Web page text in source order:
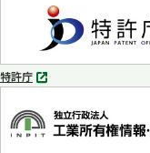
ブ
で
開
く
特許庁
別
ブ
で